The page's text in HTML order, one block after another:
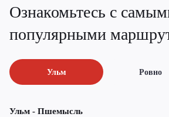
Ознакомьтесь с
популярными
Ульм Ровно
Ульм - Пшемысль